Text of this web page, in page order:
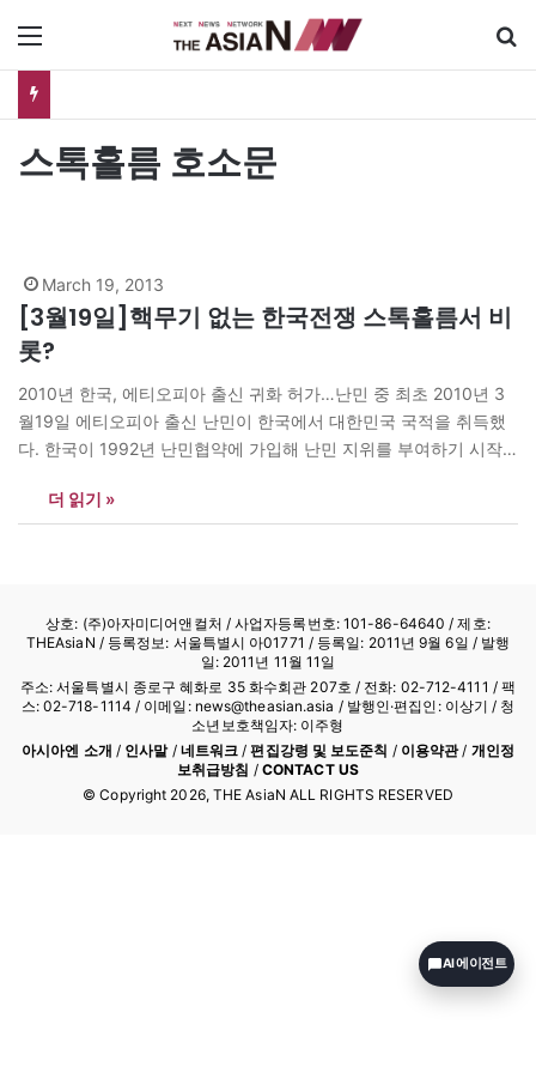
스톡홀름 호소문
March 19, 2013
[3월19일]핵무기 없는 한국전쟁 스톡홀름서 비
롯?
2010년 한국, 에티오피아 출신 귀화 허가…난민 중 최초 2010년 3
월19일 에티오피아 출신 난민이 한국에서 대한민국 국적을 취득했
다. 한국이 1992년 난민협약에 가입해 난민 지위를 부여하기 시작
는 에티오피아 출신 난민 신분인 38세의 A씨에게 귀화 허가를 해 한
국 국적을 부여했다. 법무부는 이날 오후 그에게 귀화증서를…
더 읽기 »
상호: (주)아자미디어앤컬처 /사업자등록번호: 101-86-64640 / 제호:
THEAsiaN / 등록정보: 서울특별시 아01771 / 등록일: 2011년 9월 6일 / 발행
일: 2011년 11월 11일
주소: 서울특별시 종로구 혜화로 35 화수회관 207호 / 전화: 02-712-4111 / 팩
스: 02-718-1114 / 이메일: news@theasian.asia / 발행인·편집인: 이상기 / 청
소년보호책임자: 이주형
아시아엔 소개 / 인사말/ 네트워크 /편집강령 및 보도준칙 / 이용약관/ 개인정
보취급방침 / CONTACT US
© Copyright 2026, THE AsiaN ALL RIGHTS RESERVED
AI 에이전트